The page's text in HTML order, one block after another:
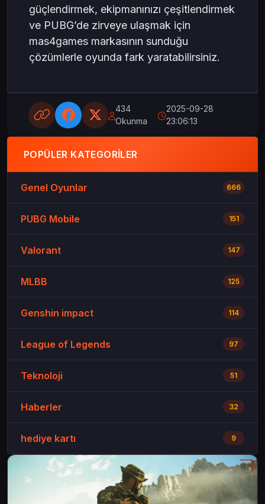
güçlendirmek, ekipmanınızı çeşitlendirmek
ve PUBG’de zirveye ulaşmak için
mas4games markasının sunduğu
çözümlerle oyunda fark yaratabilirsiniz.
434
Okunma
2025-09-28
23:06:13
POPÜLER KATEGORILER
Genel Oyunlar 666
PUBG Mobile 151
Valorant 147
MLBB 125
Genshin impact 114
League of Legends 97
Teknoloji 51
Haberler 32
hediye kartı 9